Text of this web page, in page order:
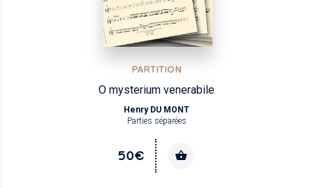
PARTITION
O mysterium venerabile
Henry DU MONT
Parties séparées
50€